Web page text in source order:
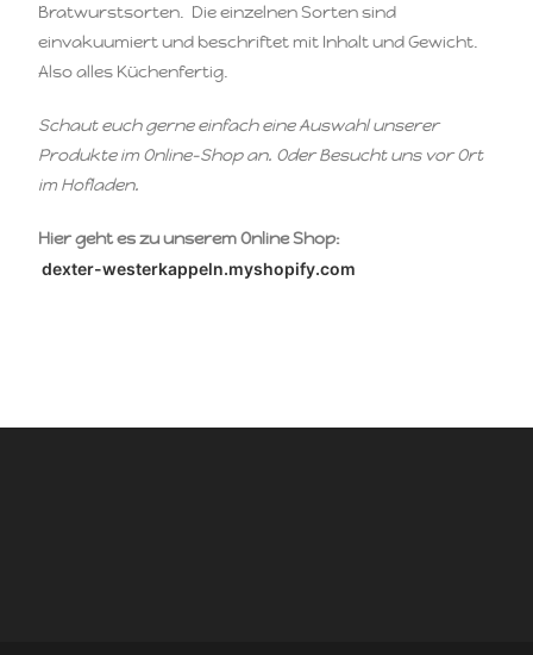
Bratwurstsorten. Die einzelnen Sorten sind
einvakuumiert und beschriftet mit Inhalt und Gewicht.
Also alles Küchenfertig.
Schaut euch gerne einfach eine Auswahl unserer
Produkte im Online-Shop an. Oder Besucht uns vor Ort
im Hofladen.
Hier geht es zu unserem Online Shop:
dexter-westerkappeln.myshopify.com